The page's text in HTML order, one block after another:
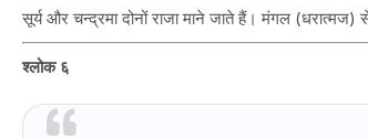
सूर्य और चन्द्रमा दोनों राजा माने जाते हैं। मंगल
श्लोक ६